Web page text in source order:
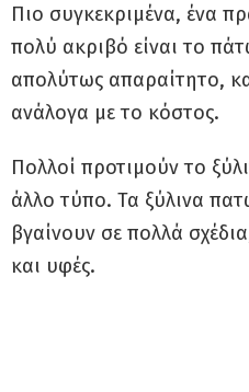
Πιο συγκεκριμένα, ένα
πολύ ακριβό είναι το
απολύτως απαραίτητο,
ανάλογα με το κόστος.
Πολλοί προτιμούν το
άλλο τύπο. Τα ξύλινα
βγαίνουν σε πολλά
και υφές.